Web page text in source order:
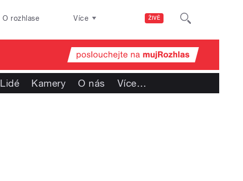
ŽIVĚ
O rozhlase Více
Lidé Kamery O nás Více…